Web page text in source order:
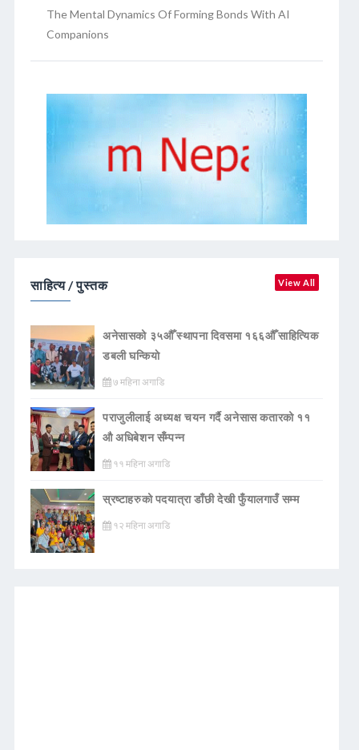
The Mental Dynamics Of Forming Bonds With AI
Companions
साहित्य / पुस्तक View All
अनेसासको ३५औँ स्थापना दिवसमा १६६औँ साहित्यिक
डबली घन्कियाे
७ महिना अगाडि
पराजुलीलाई अध्यक्ष चयन गर्दै अनेसास कतारको ११
औ अधिबेशन सँम्पन्न
११ महिना अगाडि
स्रष्टाहरुको पदयात्रा डाँछी देखी फुँयालगाउँ सम्म
१२ महिना अगाडि